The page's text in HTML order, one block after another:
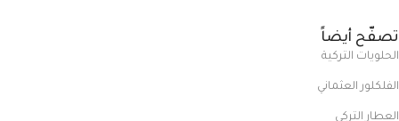
تصفّح أيضاً
الحلويات التركية
الفلكلور العثماني
العطار التركي